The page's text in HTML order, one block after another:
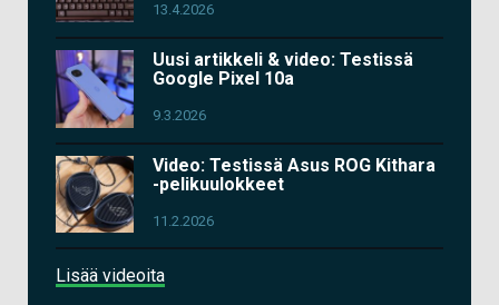
13.4.2026
Uusi artikkeli & video: Testissä
Google Pixel 10a
9.3.2026
Video: Testissä Asus ROG Kithara
-pelikuulokkeet
11.2.2026
Lisää videoita